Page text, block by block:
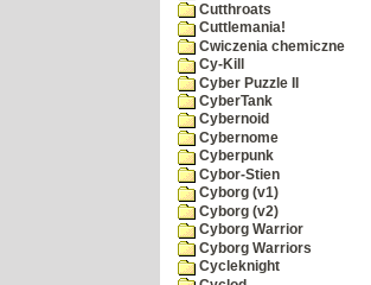
Cutthroats
Cuttlemania!
Cwiczenia chemiczne
Cy-Kill
Cyber Puzzle II
CyberTank
Cybernoid
Cybernome
Cyberpunk
Cybor-Stien
Cyborg (v1)
Cyborg (v2)
Cyborg Warrior
Cyborg Warriors
Cycleknight